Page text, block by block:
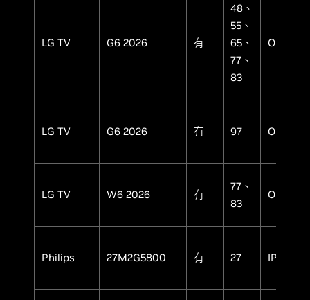
LG TV G6 2026 有
48、
55、
65、
77、
83
OLED
LG TV G6 2026 有 97 OLED
LG TV W6 2026 有
77、
83
OLED
Philips 27M2G5800 有 27 IPS